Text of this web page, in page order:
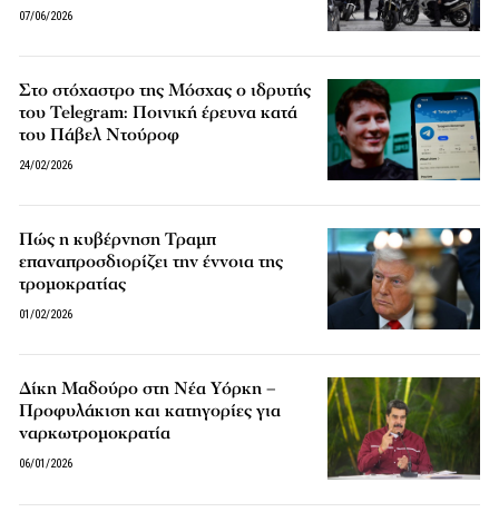
07/06/2026
Στο στόχαστρο της Μόσχας ο ιδρυτής
του Telegram: Ποινική έρευνα κατά
του Πάβελ Ντούροφ
24/02/2026
Πώς η κυβέρνηση Τραμπ
επαναπροσδιορίζει την έννοια της
τρομοκρατίας
01/02/2026
Δίκη Μαδούρο στη Νέα Υόρκη –
Προφυλάκιση και κατηγορίες για
ναρκωτρομοκρατία
06/01/2026